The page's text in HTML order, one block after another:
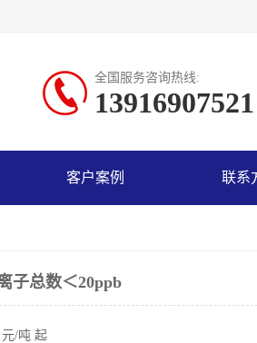
全国服务咨询热线:
13916907521
客户案例 联系
子总数＜20ppb
元/吨 起